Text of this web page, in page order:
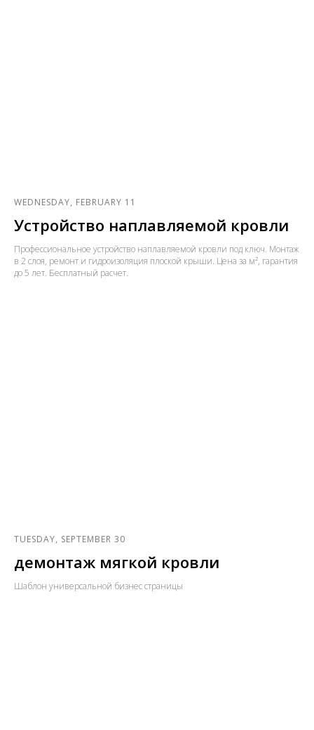
WEDNESDAY, FEBRUARY 11
Устройство наплавляемой кровли
Профессиональное устройство наплавляемой кровли под ключ. Монтаж
в 2 слоя, ремонт и гидроизоляция плоской крыши. Цена за м², гарантия
до 5 лет. Бесплатный расчет.
TUESDAY, SEPTEMBER 30
демонтаж мягкой кровли
Шаблон универсальной бизнес страницы